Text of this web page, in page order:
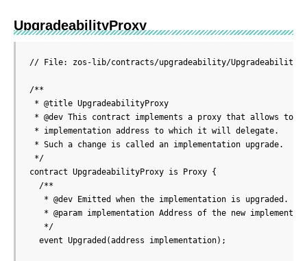
UpgradeabilityProxy
// File: zos-lib/contracts/upgradeability/
/**
* @title UpgradeabilityProxy
* @dev This contract implements a proxy that allows to
* implementation address to which it will delegate.
* Such a change is called an implementation upgrade.
*/
contract UpgradeabilityProxy is Proxy {
  /**
   * @dev Emitted when the implementation is upgraded.
* @param implementation Address of the new
   */
  event Upgraded(address implementation);